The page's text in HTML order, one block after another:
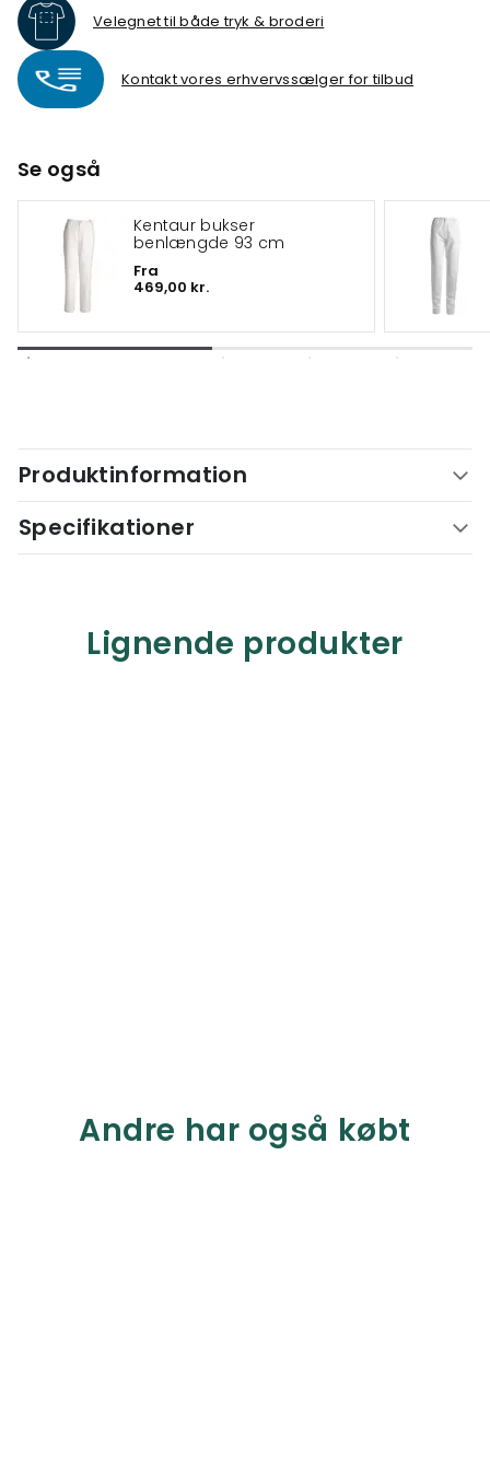
Velegnet til både tryk & broderi
Kontakt vores erhvervssælger for tilbud
Se også
Kentaur bukser
benlængde 93 cm
Fra
469,00 kr.
Produktinformation
Specifikationer
Lignende produkter
Andre har også købt